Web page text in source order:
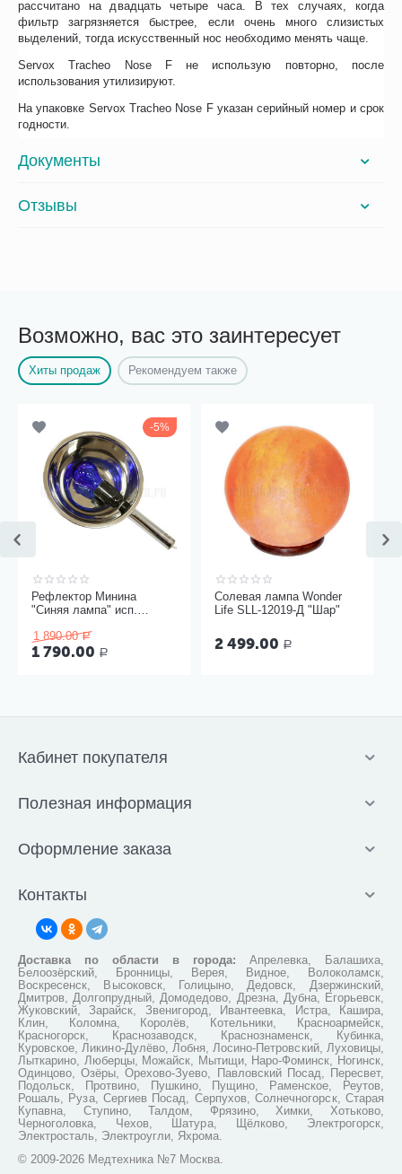
рассчитано на двадцать четыре часа. В тех случаях, когда
фильтр загрязняется быстрее, если очень много слизистых
выделений, тогда искусственный нос необходимо менять чаще.
Servox Tracheo Nose F не использую повторно, после
использования утилизируют.
На упаковке Servox Tracheo Nose F указан серийный номер и срок
годности.
Документы
Отзывы
Возможно, вас это заинтересует
Хиты продаж Рекомендуем также
5%
Рефлектор Минина
"Синяя лампа" исп.
1 890.00 Р
1 790.00 Р
Солевая лампа Wonder
Life SLL-12019-Д "Шар"
2 499.00 Р
Кабинет покупателя
Полезная информация
Оформление заказа
Контакты
Доставка по области в города: Апрелевка, Балашиха,
Белоозёрский, Бронницы, Верея, Видное, Волоколамск,
Воскресенск, Высоковск, Голицыно, Дедовск, Дзержинский,
Дмитров, Долгопрудный, Домодедово, Дрезна, Дубна, Егорьевск,
Жуковский, Зарайск, Звенигород, Ивантеевка, Истра, Кашира,
Клин, Коломна, Королёв, Котельники, Красноармейск,
Красногорск, Краснозаводск, Краснознаменск, Кубинка,
Куровское, Ликино-Дулёво, Лобня, Лосино-Петровский, Луховицы,
Лыткарино, Люберцы, Можайск, Мытищи, Наро-Фоминск, Ногинск,
Одинцово, Озёры, Орехово-Зуево, Павловский Посад, Пересвет,
Подольск, Протвино, Пушкино, Пущино, Раменское, Реутов,
Рошаль, Руза, Сергиев Посад, Серпухов, Солнечногорск, Старая
Купавна, Ступино, Талдом, Фрязино, Химки, Хотьково,
Черноголовка, Чехов, Шатура, Щёлково, Электрогорск,
Электросталь, Электроугли, Яхрома.
© 2009-2026 Медтехника №7 Москва.